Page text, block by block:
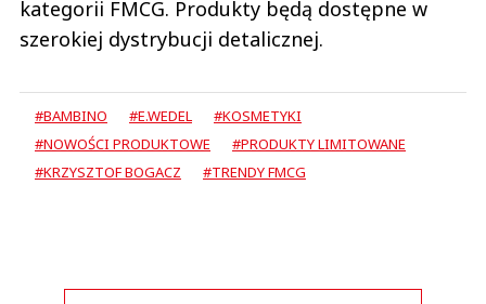
kategorii FMCG. Produkty będą dostępne w
szerokiej dystrybucji detalicznej.
#BAMBINO #E.WEDEL
#KOSMETYKI
#NOWOŚCI PRODUKTOWE
#PRODUKTY LIMITOWANE
#KRZYSZTOF BOGACZ
#TRENDY FMCG